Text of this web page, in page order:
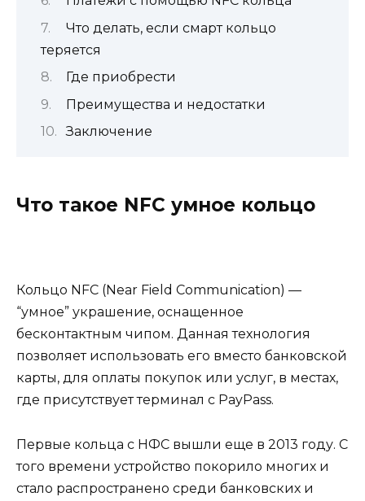
Что делать, если смарт кольцо
теряется
Где приобрести
Преимущества и недостатки
Заключение
Что такое NFC умное кольцо
Кольцо NFC (Near Field Communication) —
“умное” украшение, оснащенное
бесконтактным чипом. Данная технология
позволяет использовать его вместо банковской
карты, для оплаты покупок или услуг, в местах,
где присутствует терминал с PayPass.
Первые кольца с НФС вышли еще в 2013 году. С
того времени устройство покорило многих и
стало распространено среди банковских и